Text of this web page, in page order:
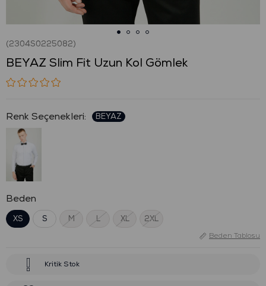
(2304S0225082)
BEYAZ Slim Fit Uzun Kol Gömlek
:
Beden
XS S M L XL 2XL
Beden Tablosu
Kritik Stok